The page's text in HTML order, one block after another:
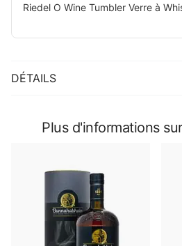
Riedel O Wine Tumbler Verre à
DÉTAILS
Plus d'informations